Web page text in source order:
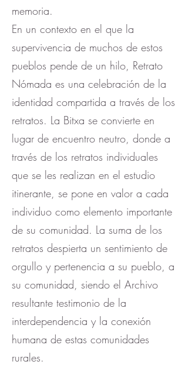
memoria.
En un contexto en el que la
supervivencia de muchos de estos
pueblos pende de un hilo, Retrato
Nómada es una celebración de la
identidad compartida a través de los
retratos. La Bitxa se convierte en
lugar de encuentro neutro, donde a
través de los retratos individuales
que se les realizan en el estudio
itinerante, se pone en valor a cada
individuo como elemento importante
de su comunidad. La suma de los
retratos despierta un sentimiento de
orgullo y pertenencia a su pueblo, a
su comunidad, siendo el Archivo
resultante testimonio de la
interdependencia y la conexión
humana de estas comunidades
rurales.